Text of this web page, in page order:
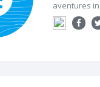
aventures